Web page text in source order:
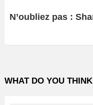
N’oubliez pas :
WHAT DO YOU